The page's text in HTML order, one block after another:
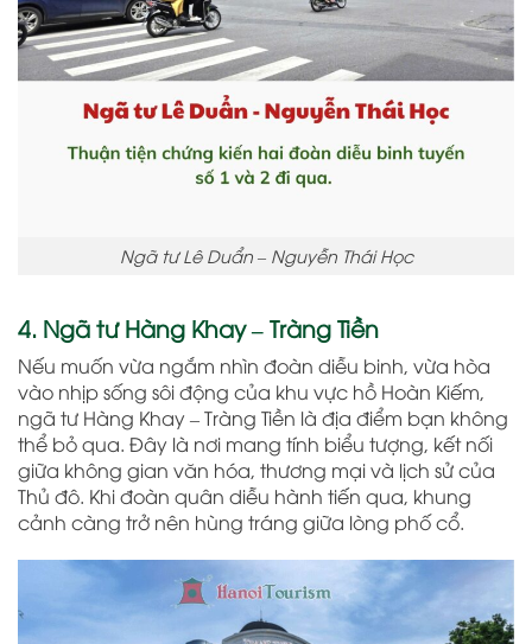
Ngã tư Lê Duẩn – Nguyễn Thái Học
4. Ngã tư Hàng Khay – Tràng Tiền
Nếu muốn vừa ngắm nhìn đoàn diễu binh, vừa hòa
vào nhịp sống sôi động của khu vực hồ Hoàn Kiếm,
ngã tư Hàng Khay – Tràng Tiền là địa điểm bạn không
thể bỏ qua. Đây là nơi mang tính biểu tượng, kết nối
giữa không gian văn hóa, thương mại và lịch sử của
Thủ đô. Khi đoàn quân diễu hành tiến qua, khung
cảnh càng trở nên hùng tráng giữa lòng phố cổ.